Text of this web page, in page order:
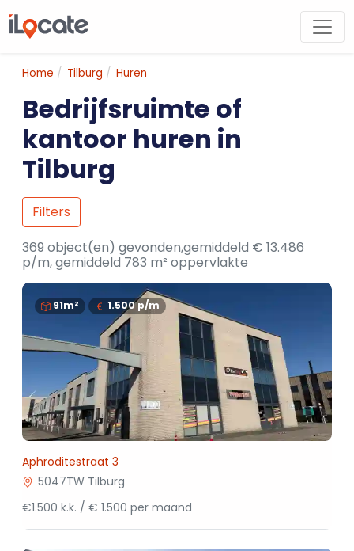
Home Tilburg Huren
Bedrijfsruimte of
kantoor huren in
Tilburg
Filters
369 object(en) gevonden,gemiddeld € 13.486
p/m, gemiddeld 783 m² oppervlakte
91m² 1.500p/m
Aphroditestraat 3
5047TW Tilburg
€1.500 k.k. / € 1.500 per maand